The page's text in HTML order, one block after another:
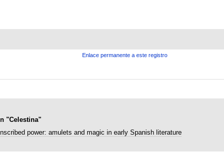
Enlace permanente a este registro
"Celestina"
Inscribed power: amulets and magic in early Spanish literature